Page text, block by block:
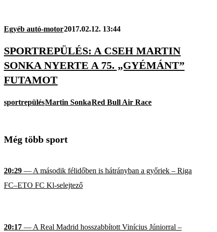
Egyéb autó-motor2017.02.12. 13:44
SPORTREPÜLÉS: A CSEH MARTIN
SONKA NYERTE A 75. „GYÉMÁNT”
FUTAMOT
sportrepülésMartin SonkaRed Bull Air Race
Még több sport
20:29 — A második félidőben is hátrányban a győriek – Riga
FC–ETO FC Kl-selejtező
20:17 — A Real Madrid hosszabbított Vinícius Júniorral –